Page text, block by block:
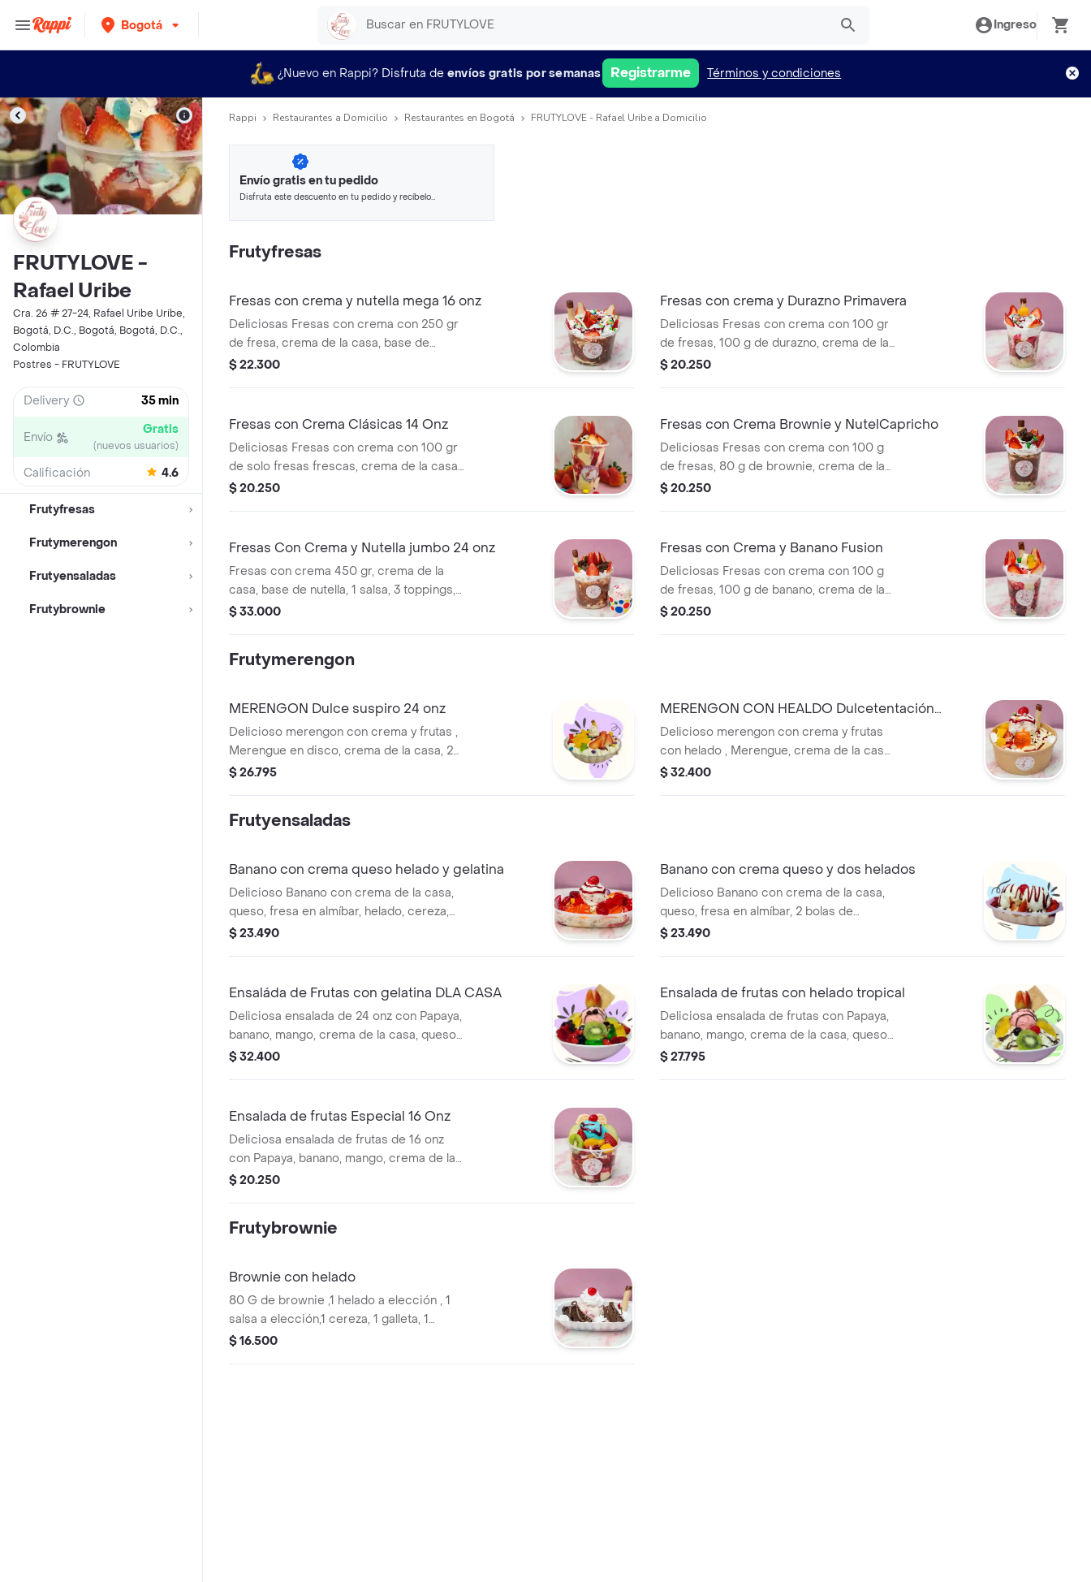
Bogotá Ingreso
¿Nuevo en Rappi? Disfruta de envíos gratis por semanas Registrarme Términos y condiciones
FRUTYLOVE -
Rafael Uribe
Cra. 26 # 27-24, Rafael Uribe Uribe,
Bogotá, D.C., Bogotá, Bogotá, D.C.,
Colombia
Postres - FRUTYLOVE
Delivery 35 min
Envío Gratis
(nuevos usuarios)
Calificación 4.6
Frutyfresas
Frutymerengon
Frutyensaladas
Frutybrownie
Rappi Restaurantes a Domicilio Restaurantes en Bogotá FRUTYLOVE - Rafael Uribe a Domicilio
Envío gratis en tu pedido
Disfruta este descuento en tu pedido y recíbelo
Frutyfresas
Fresas con crema y nutella mega 16 onz
Deliciosas Fresas con crema con 250 gr
de fresa, crema de la casa, base de
nutella, 1 salsa, chantillí, 2 topping, 1
$ 22.300
Fresas con crema y Durazno Primavera
Deliciosas Fresas con crema con 100 gr
de fresas, 100 g de durazno, crema de la
casa, 1 salsa a elección, chantillí, 1
$ 20.250
Fresas con Crema Clásicas 14 Onz
Deliciosas Fresas con crema con 100 gr
de solo fresas frescas, crema de la casa,
1 salsa, chantilly, topping, 1 barquillo.
$ 20.250
Fresas con Crema Brownie y NutelCapricho
Deliciosas Fresas con crema con 100 g
de fresas, 80 g de brownie, crema de la
casa, 1 salsa a elección, chantillí, 1
$ 20.250
Fresas Con Crema y Nutella jumbo 24 onz
Fresas con crema 450 gr, crema de la
casa, base de nutella, 1 salsa, 3 toppings,
chantilly, 1 barquillo. helado se empaca
transporte. no se aceptan devoluciones
producto.
$ 33.000
Fresas con Crema y Banano Fusion
Deliciosas Fresas con crema con 100 g
de fresas, 100 g de banano, crema de la
casa, 1 salsa a elección, chantillí, 1
$ 20.250
Frutymerengon
MERENGON Dulce suspiro 24 onz
Delicioso merengon con crema y frutas ,
Merengue en disco, crema de la casa, 2
frutas (100 gr c/u), chantillí, 1 topping 1
$ 26.795
MERENGON CON HEALDO Dulcetentación
24onz
Delicioso merengon con crema y frutas
con helado , Merengue, crema de la casa,
3 frutas (100 gr c/u), chantilly, 1 topping, 1
$ 32.400
Frutyensaladas
Banano con crema queso helado y gelatina
Delicioso Banano con crema de la casa,
queso, fresa en almíbar, helado, cereza,
durazno, gelatina y salsa.
$ 23.490
Banano con crema queso y dos helados
Delicioso Banano con crema de la casa,
queso, fresa en almíbar, 2 bolas de
helado, cereza, fresa y salsa. el helado se
$ 23.490
Ensaláda de Frutas con gelatina DLA CASA
Deliciosa ensalada de 24 onz con Papaya,
banano, mango, crema de la casa, queso,
fresa en almibar, helado, manzana, cereza,
no afectar el producto en el transporte.
$ 32.400
Ensalada de frutas con helado tropical
Deliciosa ensalada de frutas con Papaya,
banano, mango, crema de la casa, queso,
fresa en almibar, helado, manzana, cereza,
$ 27.795
Ensalada de frutas Especial 16 Onz
Deliciosa ensalada de frutas de 16 onz
con Papaya, banano, mango, crema de la
casa, queso, fresa en almibar, helado,
envase aparte para no afectar el
$ 20.250
Frutybrownie
Brownie con helado
80 G de brownie ,1 helado a elección , 1
salsa a elección,1 cereza, 1 galleta, 1
barquillo, chispitas. El helado se envia en
$ 16.500